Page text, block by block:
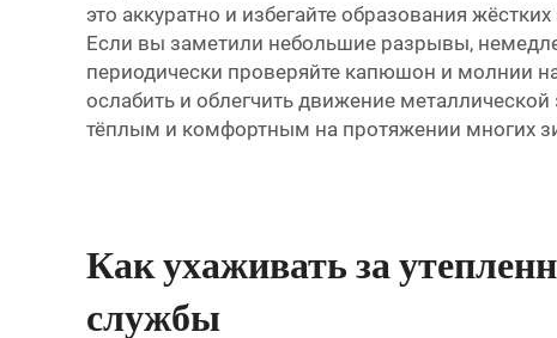
это аккуратно и избегайте образования
Если вы заметили небольшие разрывы,
периодически проверяйте капюшон и молнии
ослабить и облегчить движение
тёплым и комфортным на протяжении многих
Как ухаживать за
службы